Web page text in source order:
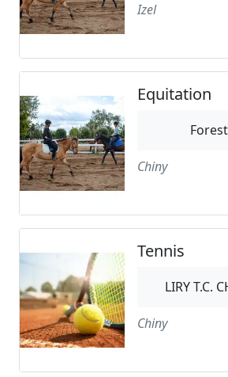
Izel
Equitation
Chiny
Tennis
LIRY T.C.
Chiny